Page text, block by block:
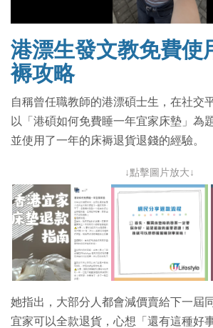
影
片
港漂生發文教免費使
褥攻略
自稱曾任職教師的港漂碩士生，在社交
以「港碩如何免費睡一年宜家床墊」為
並使用了一年的床褥退貨退錢的經驗。
↓點擊圖片放大↓
她指出，大部分人都會減價賣給下一屆
宜家可以全款退貨，心想「還有這種好